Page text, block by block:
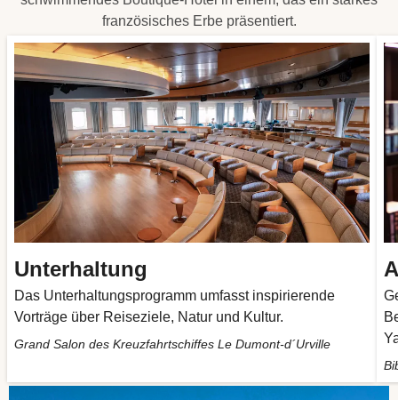
französisches Erbe präsentiert.
Unterhaltung
Das Unterhaltungsprogramm umfasst inspirierende
Vorträge über Reiseziele, Natur und Kultur.
Grand Salon des Kreuzfahrtschiffes Le Dumont-d´Urville